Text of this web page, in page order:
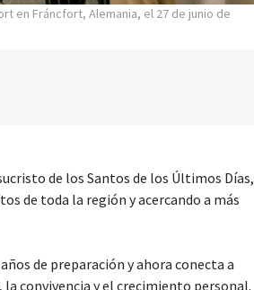
en Fráncfort, Alemania, el 27 de junio de
de los Santos de los Últimos Días,
de toda la región y acercando a más
de preparación y ahora conecta a
convivencia y el crecimiento personal.